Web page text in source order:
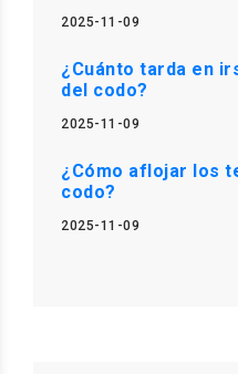
2025-11-09
¿Cuánto tarda en
del codo?
2025-11-09
¿Cómo aflojar los
codo?
2025-11-09